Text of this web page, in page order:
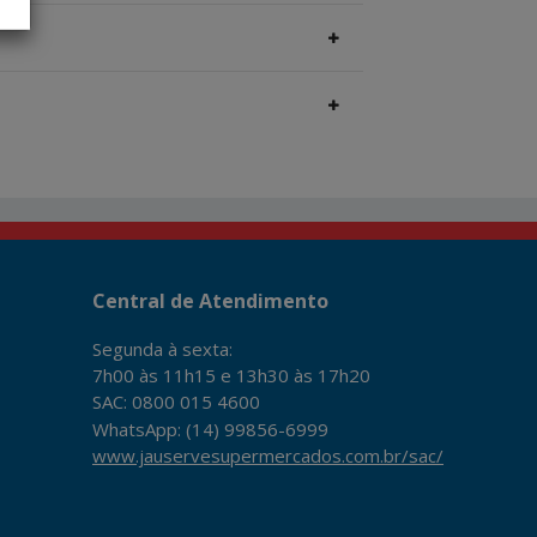
Central de Atendimento
Segunda à sexta:
7h00 às 11h15 e 13h30 às 17h20
SAC: 0800 015 4600
WhatsApp: (14) 99856-6999
www.jauservesupermercados.com.br/sac/